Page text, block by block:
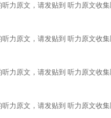
力原文，请发贴到 听力原文收
力原文，请发贴到 听力原文收
力原文，请发贴到 听力原文收
力原文，请发贴到 听力原文收